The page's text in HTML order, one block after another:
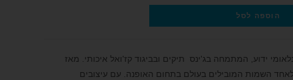
הוספה לסל
ידוע, המתמחה בג'ינס תיקים ובביגוד קז'ואל איכותי. מאז
1973, הפך המותג לאחד השמות המובילים בעולם בתחום האופנה. עם עיצובים